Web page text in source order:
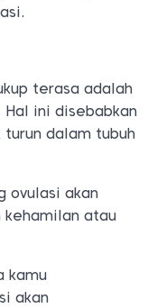
terasa adalah
ini disebabkan
turun dalam tubuh
ovulasi akan
kehamilan atau
kamu
akan